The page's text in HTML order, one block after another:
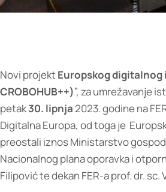
Novi projektEuropskog
CROBOHUB++)”, za umrežavanje
petak30. lipnja2023. godine na
Digitalna Europa, od toga je
preostali iznos Ministarstvo
Nacionalnog plana oporavka i
Filipović te dekan FER-a prof. dr. sc.